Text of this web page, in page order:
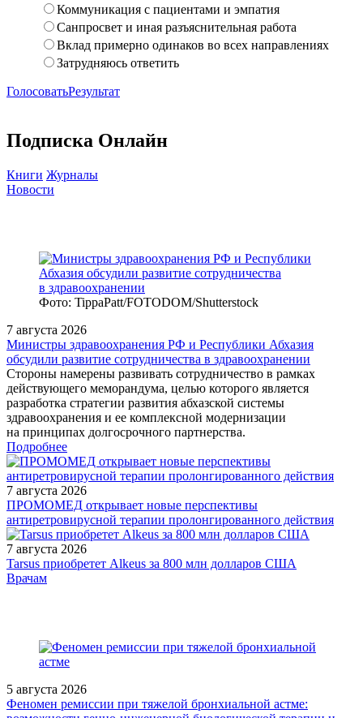
Коммуникация с пациентами и эмпатия
Санпросвет и иная разъяснительная работа
Вклад примерно одинаков во всех направлениях
Затрудняюсь ответить
ГолосоватьРезультат
Подписка Онлайн
Книги Журналы
Новости
Фото: TippaPatt/FOTODOM/Shutterstock
7 августа 2026
Министры здравоохранения РФ и Республики Абхазия
обсудили развитие сотрудничества в здравоохранении
Стороны намерены развивать сотрудничество в рамках
действующего меморандума, целью которого является
разработка стратегии развития абхазской системы
здравоохранения и ее комплексной модернизации
на принципах долгосрочного партнерства.
Подробнее
7 августа 2026
ПРОМОМЕД открывает новые перспективы
антиретровирусной терапии пролонгированного действия
7 августа 2026
Tarsus приобретет Alkeus за 800 млн долларов США
/legislation/law/Prikaz-Minzdrava-Rossii-ot-14-06-2024-301n/
Врачам
5 августа 2026
Феномен ремиссии при тяжелой бронхиальной астме: